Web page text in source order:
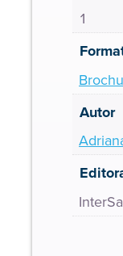
1
Autor